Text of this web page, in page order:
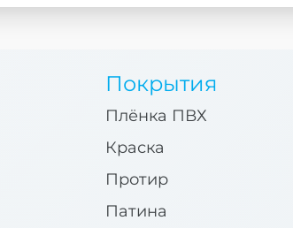
Покрытия
Плёнка ПВХ
Краска
Протир
Патина